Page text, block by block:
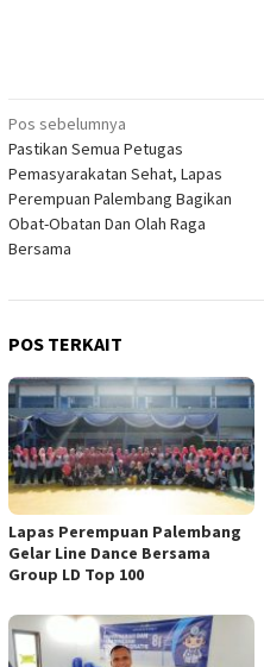
Navigasi
pos
Pos sebelumnya
Pastikan Semua Petugas
Pemasyarakatan Sehat, Lapas
Perempuan Palembang Bagikan
Obat-Obatan Dan Olah Raga
Bersama
POS TERKAIT
Lapas Perempuan Palembang
Gelar Line Dance Bersama
Group LD Top 100